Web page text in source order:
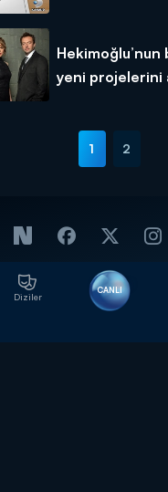
Diziler
CANLI
Hekimoğlu’nun
yeni projelerini
1 2